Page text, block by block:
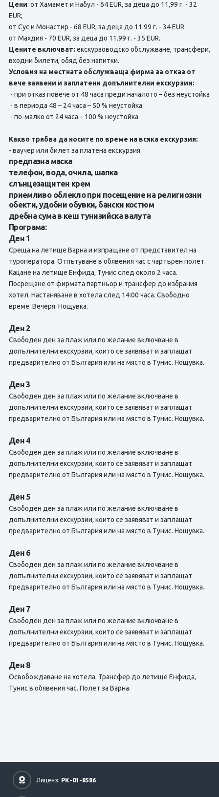
Цени: от Хамамет и Набул - 64 EUR, за деца до 11,99 г. - 32
EUR;
от Сус и Монастир - 68 EUR, за деца до 11.99 г. - 34 EUR
от Махдия - 70 EUR, за деца до 11.99 г. - 35 EUR.
Цените включват: екскурзоводско обслужване, трансфери,
входни билети, обяд без напитки.
Условия на местната обслужваща фирма за отказ от
вече заявени и заплатени допълнителни екскурзии:
- при отказ повече от 48 часа преди началото – без неустойка
- в периода 48 – 24 часа – 50 % неустойка
- по-малко от 24 часа – 100 % неустойка
Какво трябва да носите по време на всяка екскурзия:
- ваучер или билет за платена екскурзия
предпазна маска
телефон, вода, очила, шапка
слънцезащитен крем
приемливо облекло при посещение на религиозни
обекти, удобни обувки, бански костюм
дребна сума в кеш тунизийска валута
Програма:
Ден 1
Среща на летище Варна и изпращане от представител на
туроператора. Отпътуване в обявения час с чартърен полет.
Кацане на летище Енфида, Тунис след около 2 часа.
Посрещане от фирмата партньор и трансфер до избрания
хотел. Настаняване в хотела след 14:00 часа. Свободно
време. Вечеря. Нощувка.
Ден 2
Свободен ден за плаж или по желание включване в
допълнителни екскурзии, които се заявяват и заплащат
предварително от България или на място в Тунис. Нощувка.
Ден 3
Свободен ден за плаж или по желание включване в
допълнителни екскурзии, които се заявяват и заплащат
предварително от България или на място в Тунис. Нощувка.
Ден 4
Свободен ден за плаж или по желание включване в
допълнителни екскурзии, които се заявяват и заплащат
предварително от България или на място в Тунис. Нощувка.
Ден 5
Свободен ден за плаж или по желание включване в
допълнителни екскурзии, които се заявяват и заплащат
предварително от България или на място в Тунис. Нощувка.
Ден 6
Свободен ден за плаж или по желание включване в
допълнителни екскурзии, които се заявяват и заплащат
предварително от България или на място в Тунис. Нощувка.
Ден 7
Свободен ден за плаж или по желание включване в
допълнителни екскурзии, които се заявяват и заплащат
предварително от България или на място в Тунис. Нощувка.
Ден 8
Освобождаване на хотела. Трансфер до летище Енфида,
Тунис в обявения час. Полет за Варна.
Лиценз: РК-01-8586